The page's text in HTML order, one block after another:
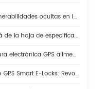
ocultas en las cadenas modernas de suministro logístico
qué la verdadera estabilidad de la cámara de tablero con IA para flotas requiere una sinergia rigurosa entre hardware y firmware
por energía solar: La guía completa para la seguridad inteligente de la carga en 2026
Revolutionizing Customs Efficiency & Cross-Border Logistics with Digital Border Control